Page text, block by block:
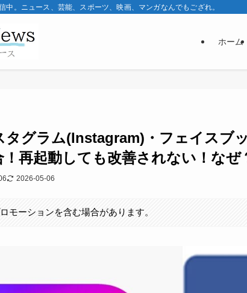
中。ニュース、芸能、スポーツ、映画、マンガなんでもござれ。
ホーム
タグラム(Instagram)・フェイスブ
！再起動しても改善されない！なぜ
2026-05-06
モーションを含む場合があります。